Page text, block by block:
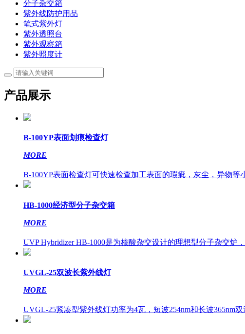
分子杂交箱
紫外线防护用品
笔式紫外灯
紫外透照台
紫外观察箱
紫外照度计
产品展示
B-100YP表面划痕检查灯
MORE
B-100YP表面检查灯可快速检查加工表面的瑕疵，灰尘，异物等
HB-1000经济型分子杂交箱
MORE
UVP Hybridizer HB-1000是为核酸杂交设计的理想型分子杂交炉
UVGL-25双波长紫外线灯
MORE
UVGL-25紧凑型紫外线灯功率为4瓦，短波254nm和长波365nm双